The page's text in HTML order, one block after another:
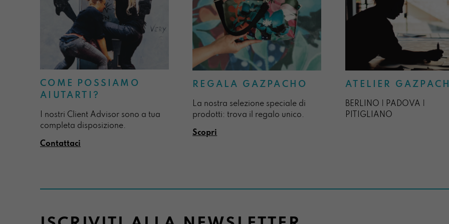
COME POSSIAMO
AIUTARTI?
I nostri Client Advisor sono a tua
completa disposizione.
Contattaci
REGALA GAZPACHO
La nostra selezione speciale di
prodotti: trova il regalo unico.
Scopri
ATELIER
BERLINO | PADOVA |
PITIGLIANO